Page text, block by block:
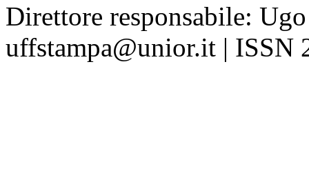
Direttore responsabile:
uffstampa@unior.it | ISSN